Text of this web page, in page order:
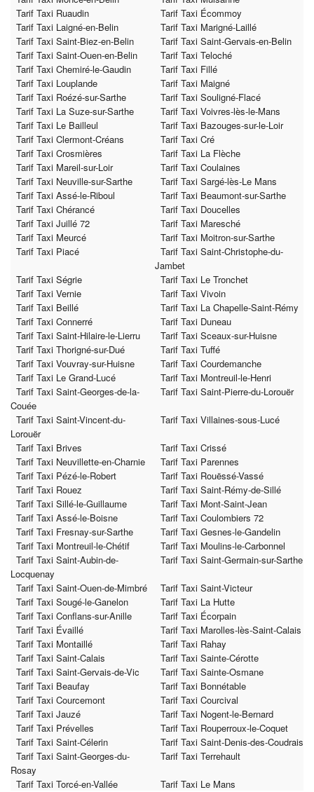
Tarif Taxi Ruaudin
Tarif Taxi Écommoy
Tarif Taxi Laigné-en-Belin
Tarif Taxi Marigné-Laillé
Tarif Taxi Saint-Biez-en-Belin
Tarif Taxi Saint-Gervais-en-Belin
Tarif Taxi Saint-Ouen-en-Belin
Tarif Taxi Teloché
Tarif Taxi Chemiré-le-Gaudin
Tarif Taxi Fillé
Tarif Taxi Louplande
Tarif Taxi Maigné
Tarif Taxi Roézé-sur-Sarthe
Tarif Taxi Souligné-Flacé
Tarif Taxi La Suze-sur-Sarthe
Tarif Taxi Voivres-lès-le-Mans
Tarif Taxi Le Bailleul
Tarif Taxi Bazouges-sur-le-Loir
Tarif Taxi Clermont-Créans
Tarif Taxi Cré
Tarif Taxi Crosmières
Tarif Taxi La Flèche
Tarif Taxi Mareil-sur-Loir
Tarif Taxi Coulaines
Tarif Taxi Neuville-sur-Sarthe
Tarif Taxi Sargé-lès-Le Mans
Tarif Taxi Assé-le-Riboul
Tarif Taxi Beaumont-sur-Sarthe
Tarif Taxi Chérancé
Tarif Taxi Doucelles
Tarif Taxi Juillé 72
Tarif Taxi Maresché
Tarif Taxi Meurcé
Tarif Taxi Moitron-sur-Sarthe
Tarif Taxi Piacé
Tarif Taxi Saint-Christophe-du-
Jambet
Tarif Taxi Ségrie
Tarif Taxi Le Tronchet
Tarif Taxi Vernie
Tarif Taxi Vivoin
Tarif Taxi Beillé
Tarif Taxi La Chapelle-Saint-Rémy
Tarif Taxi Connerré
Tarif Taxi Duneau
Tarif Taxi Saint-Hilaire-le-Lierru
Tarif Taxi Sceaux-sur-Huisne
Tarif Taxi Thorigné-sur-Dué
Tarif Taxi Tuffé
Tarif Taxi Vouvray-sur-Huisne
Tarif Taxi Courdemanche
Tarif Taxi Le Grand-Lucé
Tarif Taxi Montreuil-le-Henri
Tarif Taxi Saint-Georges-de-la-
Couée
Tarif Taxi Saint-Pierre-du-Lorouër
Tarif Taxi Saint-Vincent-du-
Lorouër
Tarif Taxi Villaines-sous-Lucé
Tarif Taxi Brives
Tarif Taxi Crissé
Tarif Taxi Neuvillette-en-Charnie
Tarif Taxi Parennes
Tarif Taxi Pézé-le-Robert
Tarif Taxi Rouëssé-Vassé
Tarif Taxi Rouez
Tarif Taxi Saint-Rémy-de-Sillé
Tarif Taxi Sillé-le-Guillaume
Tarif Taxi Mont-Saint-Jean
Tarif Taxi Assé-le-Boisne
Tarif Taxi Coulombiers 72
Tarif Taxi Fresnay-sur-Sarthe
Tarif Taxi Gesnes-le-Gandelin
Tarif Taxi Montreuil-le-Chétif
Tarif Taxi Moulins-le-Carbonnel
Tarif Taxi Saint-Aubin-de-
Locquenay
Tarif Taxi Saint-Germain-sur-Sarthe
Tarif Taxi Saint-Ouen-de-Mimbré
Tarif Taxi Saint-Victeur
Tarif Taxi Sougé-le-Ganelon
Tarif Taxi La Hutte
Tarif Taxi Conflans-sur-Anille
Tarif Taxi Écorpain
Tarif Taxi Évaillé
Tarif Taxi Marolles-lès-Saint-Calais
Tarif Taxi Montaillé
Tarif Taxi Rahay
Tarif Taxi Saint-Calais
Tarif Taxi Sainte-Cérotte
Tarif Taxi Saint-Gervais-de-Vic
Tarif Taxi Sainte-Osmane
Tarif Taxi Beaufay
Tarif Taxi Bonnétable
Tarif Taxi Courcemont
Tarif Taxi Courcival
Tarif Taxi Jauzé
Tarif Taxi Nogent-le-Bernard
Tarif Taxi Prévelles
Tarif Taxi Rouperroux-le-Coquet
Tarif Taxi Saint-Célerin
Tarif Taxi Saint-Denis-des-Coudrais
Tarif Taxi Saint-Georges-du-
Rosay
Tarif Taxi Terrehault
Tarif Taxi Torcé-en-Vallée Tarif Taxi Le Mans